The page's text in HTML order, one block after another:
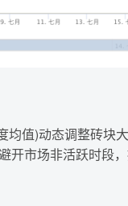
值)动态调整砖块
市场非活跃时段，